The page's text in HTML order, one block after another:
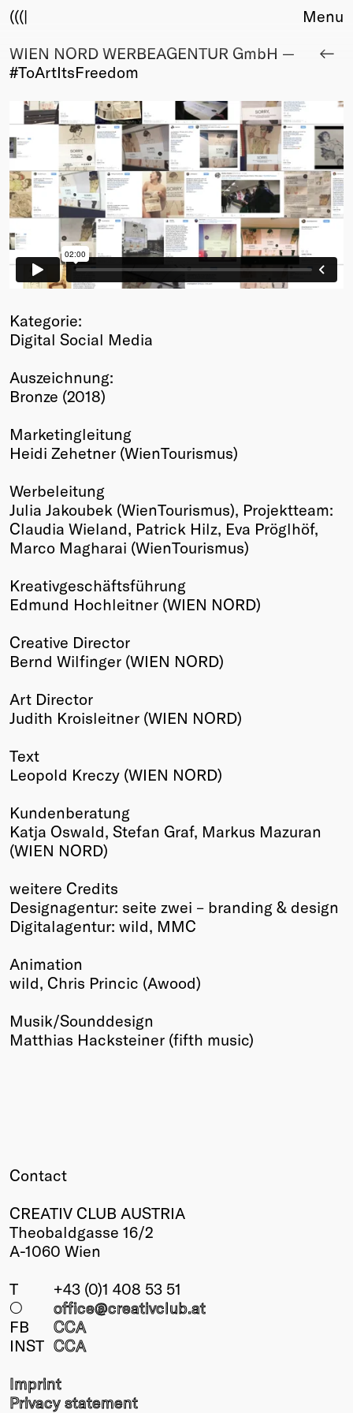
(((|
About
Club
Sponsors
Fair Work
TBD
Events
Upcoming
Past
Membership
Info
Young Creatives
Friends of Creativity
Winners
2026
Annual
Menu
WIEN NORD WERBEAGENTUR GmbH —
#ToArtItsFreedom
Kategorie:
Digital Social Media
Auszeichnung:
Bronze (2018)
Marketingleitung
Heidi Zehetner (WienTourismus)
Werbeleitung
Julia Jakoubek (WienTourismus), Projektteam:
Claudia Wieland, Patrick Hilz, Eva Pröglhöf,
Marco Magharai (WienTourismus)
Kreativgeschäftsführung
Edmund Hochleitner (WIEN NORD)
Creative Director
Bernd Wilfinger (WIEN NORD)
Art Director
Judith Kroisleitner (WIEN NORD)
Text
Leopold Kreczy (WIEN NORD)
Kundenberatung
Katja Oswald, Stefan Graf, Markus Mazuran
(WIEN NORD)
weitere Credits
Designagentur: seite zwei – branding & design
Digitalagentur: wild, MMC
Animation
wild, Chris Princic (Awood)
Musik/Sounddesign
Matthias Hacksteiner (fifth music)
Contact
CREATIV CLUB AUSTRIA
Theobaldgasse 16/2
A-1060 Wien
T
+43 (0)1 408 53 51
○
office@creativclub.at
FB
CCA
INST CCA
Imprint
Privacy statement